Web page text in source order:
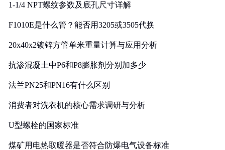
1-1/4 NPT螺纹参数及底孔尺寸详解
F1010E是什么管？能否用3205或3505代换
20x40x2镀锌方管单米重量计算与应用分析
抗渗混凝土中P6和P8膨胀剂分别加多少
法兰PN25和PN16有什么区别
消费者对洗衣机的核心需求调研与分析
U型螺栓的国家标准
煤矿用电热取暖器是否符合防爆电气设备标准